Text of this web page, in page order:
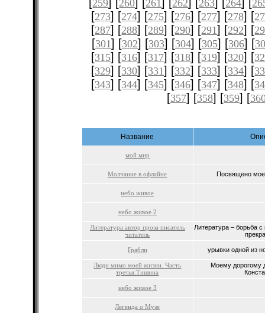
259 260 261 262 263 264
[273] [274] [275] [276] [277] [278] [
[287] [288] [289] [290] [291] [292] [
[301] [302] [303] [304] [305] [306] [
[315] [316] [317] [318] [319] [320] [
[329] [330] [331] [332] [333] [334] [
[343] [344] [345] [346] [347] [348] [
[357] [358] [359] [
Название
мой мир
Молчание в офлайне Посвящено
небо живое
небо живое 2
Литература автор проза писатель
читатель
Литература – борьба
Грабли урывки одной из
Люди мимо моей жизни. Часть
третья:Тишина
Моему дорогому
небо живое 3
Легенда о Музе